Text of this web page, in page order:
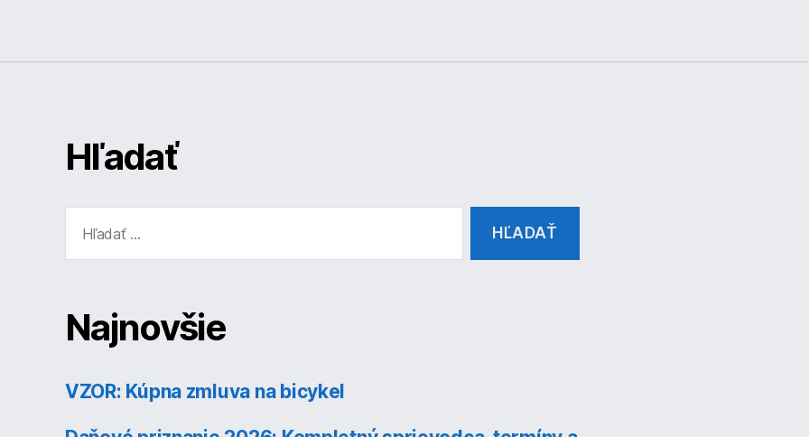
Hľadať
Najnovšie
VZOR: Kúpna zmluva na bicykel